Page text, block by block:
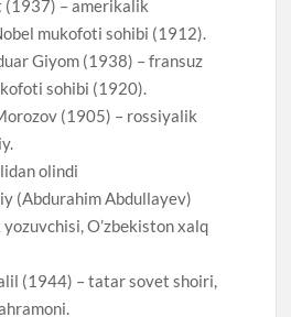
(1937) – amerikalik
mukofoti sohibi (1912).
Giyom (1938) – fransuz
sohibi (1920).
(1905) – rossiyalik
olindi
(Abdurahim Abdullayev)
yozuvchisi, O’zbеkiston xalq
(1944) – tatar sovet shoiri,